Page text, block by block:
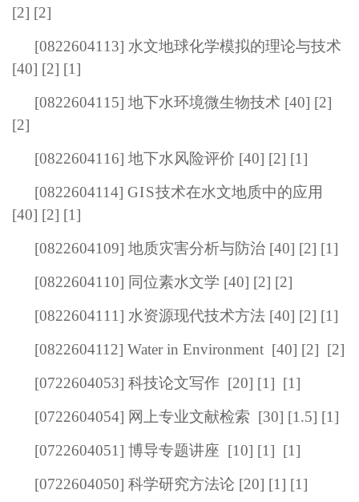
[2] [2]
[0822604113] 水文地球化学模拟的理论与技术
[40] [2] [1]
[0822604115] 地下水环境微生物技术 [40] [2]
[2]
[0822604116] 地下水风险评价 [40] [2] [1]
[0822604114] GIS技术在水文地质中的应用
[40] [2] [1]
[0822604109] 地质灾害分析与防治 [40] [2] [1]
[0822604110] 同位素水文学 [40] [2] [2]
[0822604111] 水资源现代技术方法 [40] [2] [1]
[0822604112] Water in Environment [40] [2] [2]
[0722604053] 科技论文写作 [20] [1] [1]
[0722604054] 网上专业文献检索 [30] [1.5] [1]
[0722604051] 博导专题讲座 [10] [1] [1]
[0722604050] 科学研究方法论 [20] [1] [1]